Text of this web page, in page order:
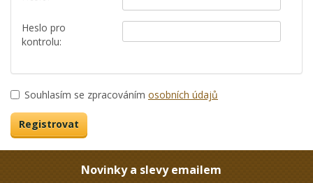
Heslo pro
kontrolu:
Souhlasím se zpracováním osobních údajů
Novinky a slevy emailem